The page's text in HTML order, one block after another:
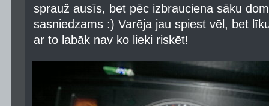
sprauž ausīs, bet pēc izbrauciena sāku
sasniedzams :) Varēja jau spiest vēl, bet
ar to labāk nav ko lieki riskēt!